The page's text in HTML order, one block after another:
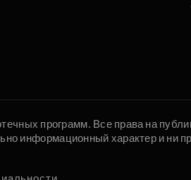
программ. Все права на
информационный характер и ни